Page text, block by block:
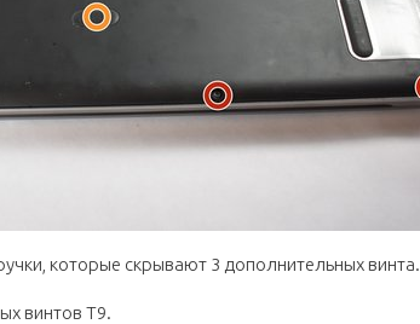
которые скрывают 3 дополнительных винта.
винтов T9.